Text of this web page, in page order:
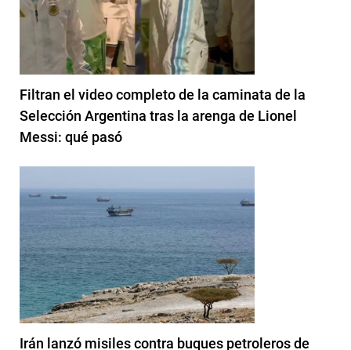
Filtran el video completo de la caminata de la
Selección Argentina tras la arenga de Lionel
Messi: qué pasó
Irán lanzó misiles contra buques petroleros de